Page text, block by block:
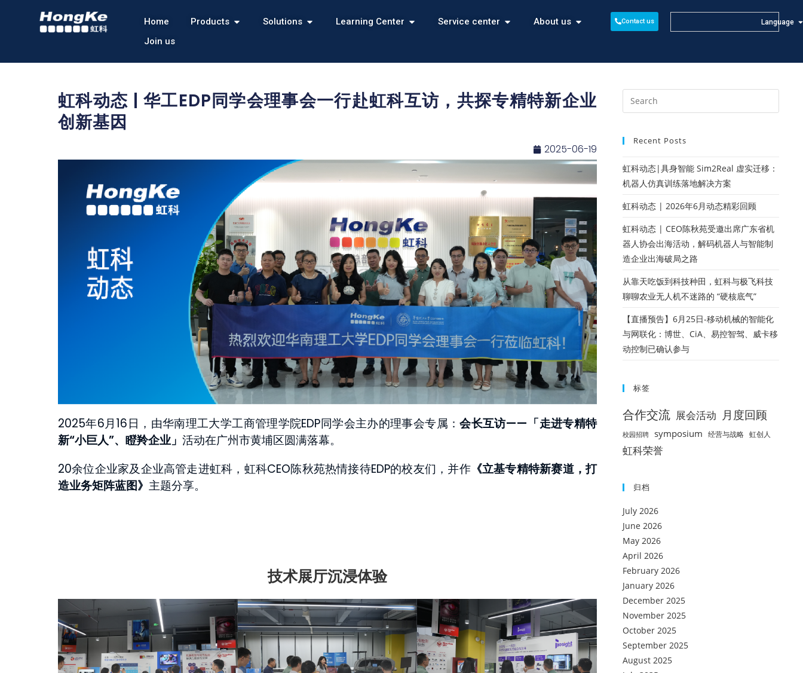
Home Products Solutions Learning Center Service center
About us
Join us
Contact us Language
虹科动态 | 华工EDP同学会理事会一行赴虹科互访，共探专精特新企业
创新基因
2025-06-19
2025年6月16日，由华南理工大学工商管理学院EDP同学会主办的理事会专属：会长互访——「走进专精特
新“小巨人”、瞪羚企业」 活动在广州市黄埔区圆满落幕。
20余位企业家及企业高管走进虹科，虹科CEO陈秋苑热情接待EDP的校友们，并作《立基专精特新赛道，打
造业务矩阵蓝图》 主题分享。
技术展厅沉浸体验
Recent Posts
虹科动态|具身智能 Sim2Real 虚实迁移：
机器人仿真训练落地解决方案
虹科动态 | 2026年6月动态精彩回顾
虹科动态 | CEO陈秋苑受邀出席广东省机
器人协会出海活动，解码机器人与智能制
造企业出海破局之路
从靠天吃饭到科技种田，虹科与极飞科技
聊聊农业无人机不迷路的 “硬核底气”
【直播预告】6月25日-移动机械的智能化
与网联化：博世、CiA、易控智驾、威卡移
动控制已确认参与
标签
合作交流 展会活动 月度回顾
校园招聘 symposium 经营与战略 虹创人
虹科荣誉
归档
July 2026
June 2026
May 2026
April 2026
February 2026
January 2026
December 2025
November 2025
October 2025
September 2025
August 2025